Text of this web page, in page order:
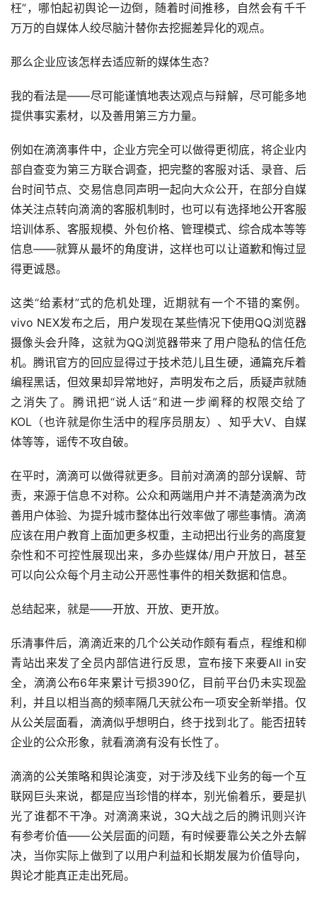
枉”，哪怕起初舆论一边倒，随着时间推移，自然会有千千
万万的自媒体人绞尽脑汁替你去挖掘差异化的观点。
那么企业应该怎样去适应新的媒体生态？
我的看法是——尽可能谨慎地表达观点与辩解，尽可能多地
提供事实素材，以及善用第三方力量。
例如在滴滴事件中，企业方完全可以做得更彻底，将企业内
部自查变为第三方联合调查，把完整的客服对话、录音、后
台时间节点、交易信息同声明一起向大众公开，在部分自媒
体关注点转向滴滴的客服机制时，也可以有选择地公开客服
培训体系、客服规模、外包价格、管理模式、综合成本等等
信息——就算从最坏的角度讲，这样也可以让道歉和悔过显
得更诚恳。
这类“给素材”式的危机处理，近期就有一个不错的案例。
vivo NEX发布之后，用户发现在某些情况下使用QQ浏览器
摄像头会升降，这就为QQ浏览器带来了用户隐私的信任危
机。腾讯官方的回应显得过于技术范儿且生硬，通篇充斥着
编程黑话，但效果却异常地好，声明发布之后，质疑声就随
之消失了。腾讯把“说人话”和进一步阐释的权限交给了
KOL（也许就是你生活中的程序员朋友）、知乎大V、自媒
体等等，谣传不攻自破。
在平时，滴滴可以做得就更多。目前对滴滴的部分误解、苛
责，来源于信息不对称。公众和两端用户并不清楚滴滴为改
善用户体验、为提升城市整体出行效率做了哪些事情。滴滴
应该在用户教育上面加更多权重，主动把出行业务的高度复
杂性和不可控性展现出来，多办些媒体/用户开放日，甚至
可以向公众每个月主动公开恶性事件的相关数据和信息。
总结起来，就是——开放、开放、更开放。
乐清事件后，滴滴近来的几个公关动作颇有看点，程维和柳
青站出来发了全员内部信进行反思，宣布接下来要All in安
全，滴滴公布6年来累计亏损390亿，目前平台仍未实现盈
利，并且以相当高的频率隔几天就公布一项安全新举措。仅
从公关层面看，滴滴似乎想明白，终于找到北了。能否扭转
企业的公众形象，就看滴滴有没有长性了。
滴滴的公关策略和舆论演变，对于涉及线下业务的每一个互
联网巨头来说，都是应当珍惜的样本，别光偷着乐，要是扒
光了谁都不干净。对滴滴来说，3Q大战之后的腾讯则兴许
有参考价值——公关层面的问题，有时候要靠公关之外去解
决，当你实际上做到了以用户利益和长期发展为价值导向，
舆论才能真正走出死局。